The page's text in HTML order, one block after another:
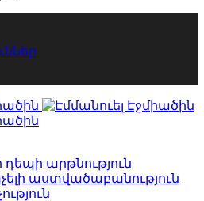
արթնություն
աստվածաբանություն